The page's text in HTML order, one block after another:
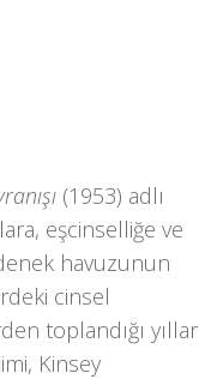
(1953) adlı
eşcinselliğe ve
havuzunun
cinsel
toplandığı yıllar
Kinsey